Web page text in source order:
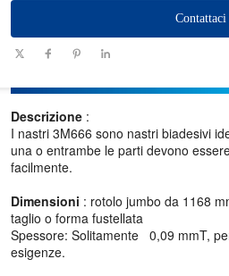
101-1000
Contattaci
Descrizione :
I nastri 3M666 sono nastri biadesivi
una o entrambe le parti devono
facilmente.
Dimensioni : rotolo jumbo da 1168
taglio o forma fustellata
Spessore: Solitamente 0,09 mmT,
esigenze.